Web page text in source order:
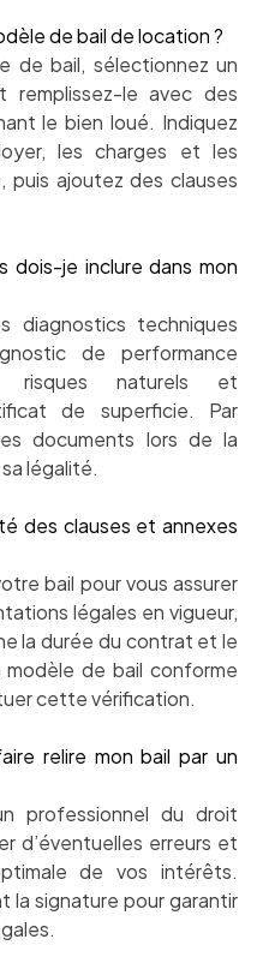
de bail de location ?
de bail, sélectionnez un
remplissez-le avec des
le bien loué. Indiquez
les charges et les
puis ajoutez des clauses
dois-je inclure dans mon
diagnostics techniques
de performance
risques naturels et
de superficie. Par
documents lors de la
légalité.
des clauses et annexes
bail pour vous assurer
légales en vigueur,
la durée du contrat et le
de bail conforme
cette vérification.
relire mon bail par un
professionnel du droit
d’éventuelles erreurs et
de vos intérêts.
la signature pour garantir